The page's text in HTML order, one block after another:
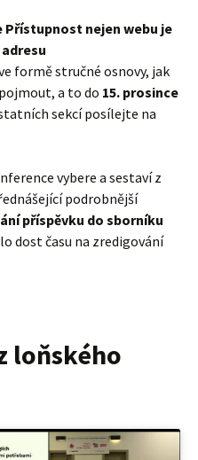
Přístupnost nejen webu je
formě stručné osnovy, jak
a to do 15. prosince
sekcí posílejte na
vybere a sestaví z
podrobnější
příspěvku do sborníku
dost času na zredigování
loňského